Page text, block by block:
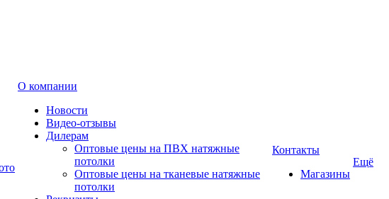
О компании
Новости
Видео-отзывы
Дилерам
Оптовые цены на ПВХ натяжные
потолки
Оптовые цены на тканевые натяжные
потолки
Контакты
Магазины
Ещё